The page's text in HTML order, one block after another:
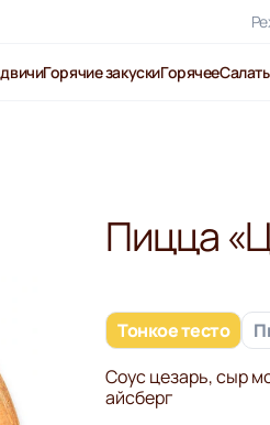
Горячие закускиГорячее
Пицца
Тонкое тесто
Соус цезарь, сыр
айсберг